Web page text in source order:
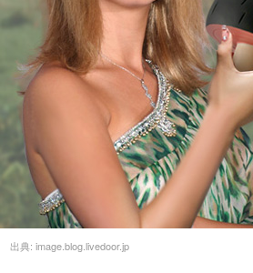
出典: image.blog.livedoor.jp